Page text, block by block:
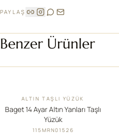
PAYLAŞ
Benzer Ürünler
YENIALTIN TAŞLI YÜZÜK
Baget 14 Ayar Altın Yanları Taşlı
Yüzük
115MRN01526